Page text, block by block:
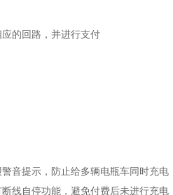
的回路，并进行支付
音提示，防止给多辆电瓶车同时充电
线自停功能，避免付费后未进行充电